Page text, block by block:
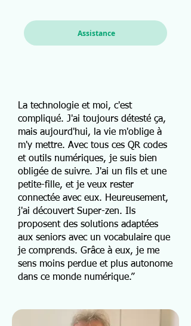
Assistance
La technologie et moi, c'est
compliqué. J'ai toujours détesté ça,
mais aujourd'hui, la vie m'oblige à
m'y mettre. Avec tous ces QR codes
et outils numériques, je suis bien
obligée de suivre. J'ai un fils et une
petite-fille, et je veux rester
connectée avec eux. Heureusement,
j'ai découvert Super-zen. Ils
proposent des solutions adaptées
aux seniors avec un vocabulaire que
je comprends. Grâce à eux, je me
sens moins perdue et plus autonome
dans ce monde numérique.”